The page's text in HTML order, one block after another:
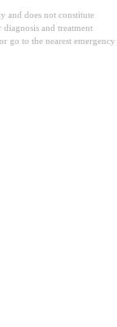
and does not constitute
and treatment
go to the nearest emergency